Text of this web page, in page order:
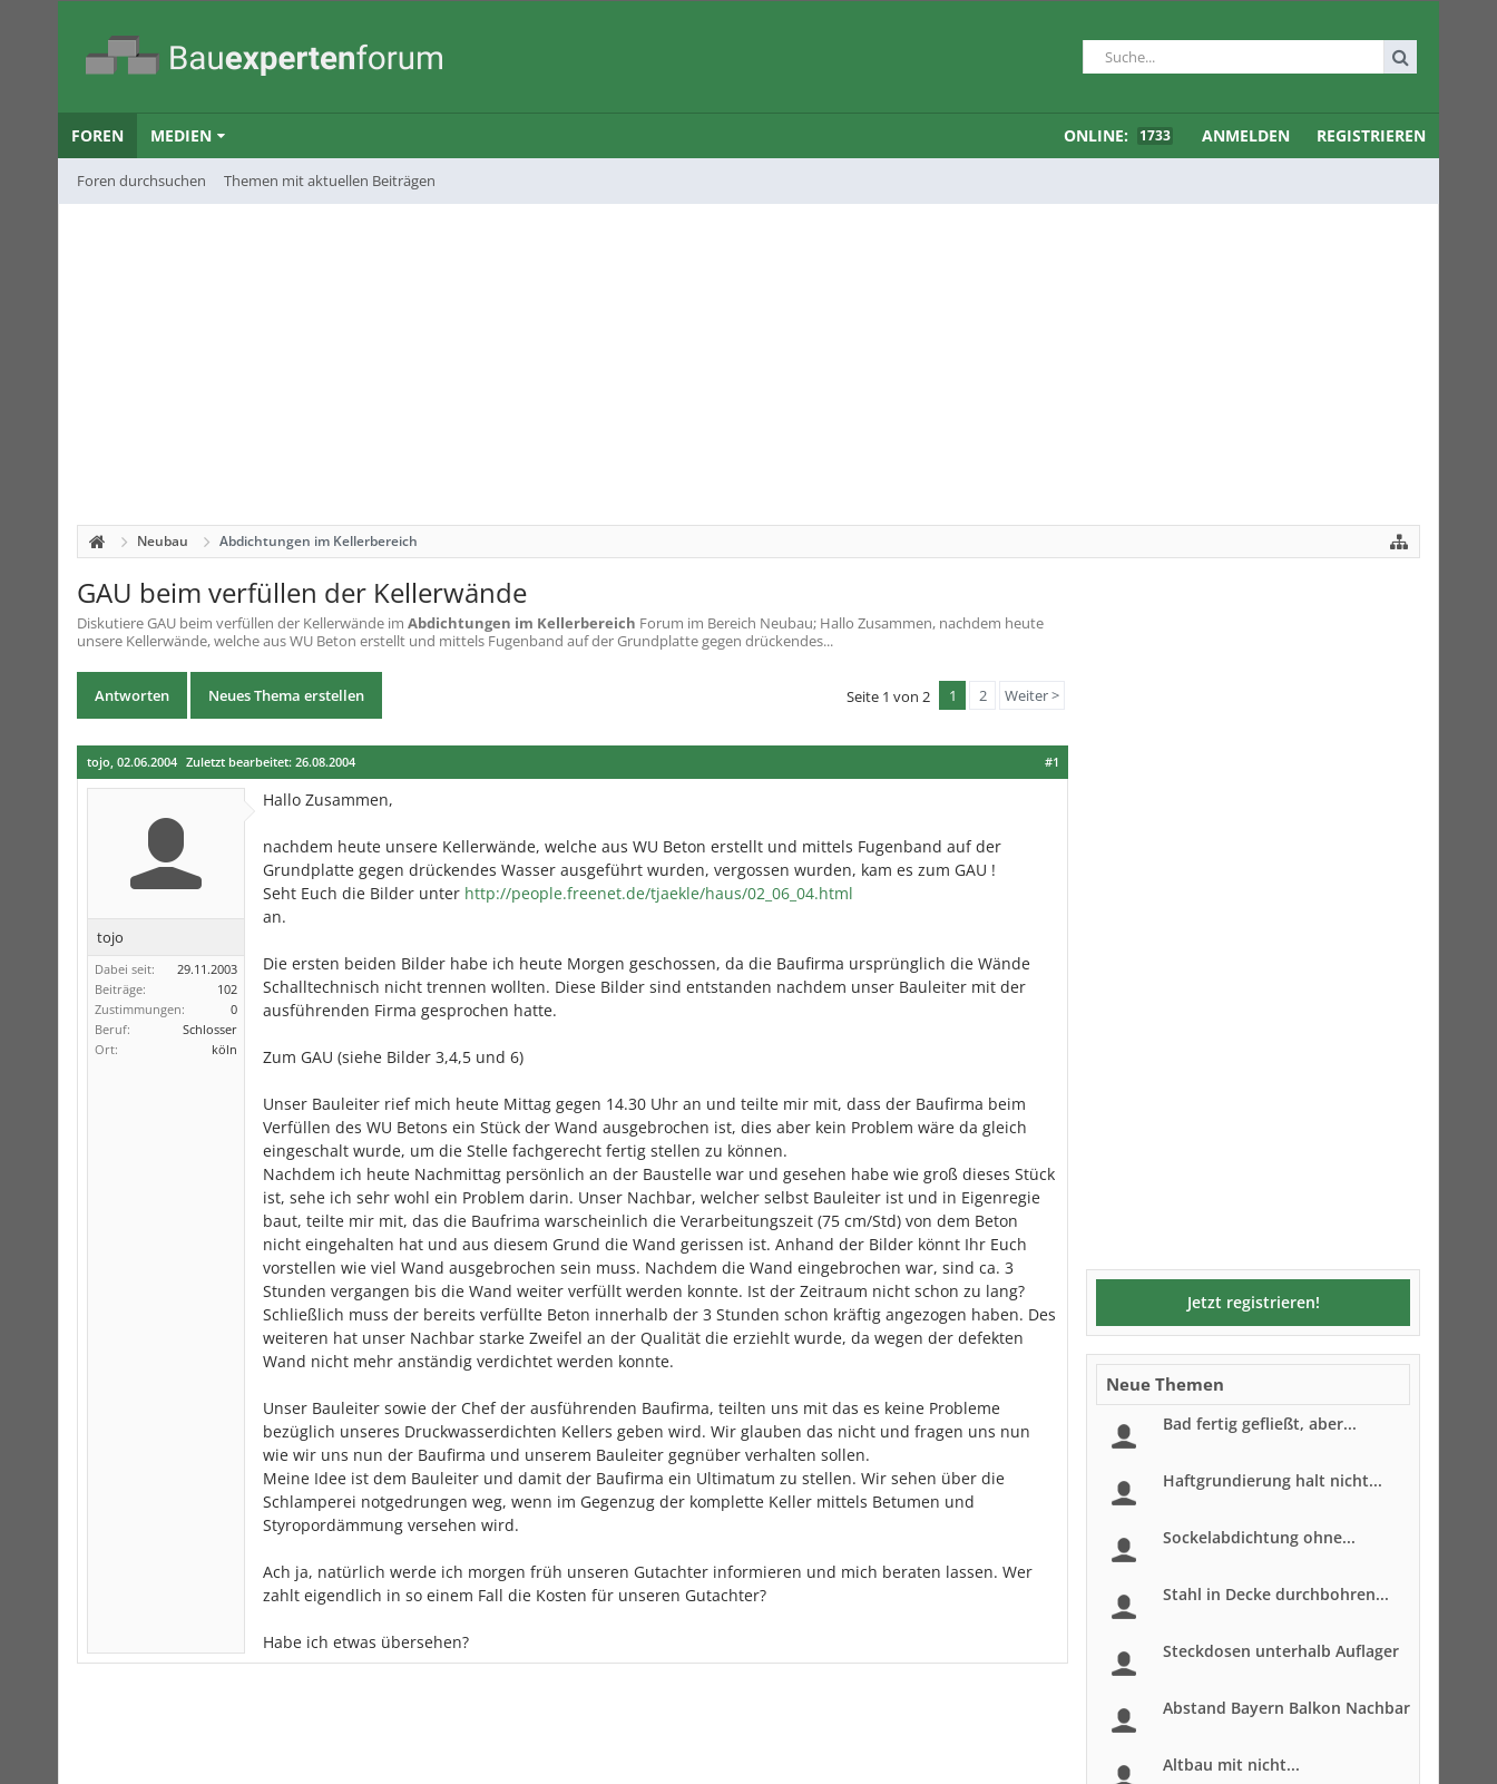
FOREN
Foren durchsuchen Themen mit aktuellen Beiträgen
MEDIEN ONLINE: 1733 ANMELDEN REGISTRIEREN
Neubau Abdichtungen im Kellerbereich
GAU beim verfüllen der Kellerwände
DiskutiereGAU beim verfüllen der Kellerwände im Abdichtungen im Kellerbereich Forum im Bereich Neubau; Hallo Zusammen, nachdem heute
unsere Kellerwände, welche aus WU Beton erstellt und mittels Fugenband auf der Grundplatte gegen drückendes...
Antworten Neues Thema erstellen Seite 1 von 2 1 2 Weiter >
#1
tojo, 02.06.2004 Zuletzt bearbeitet: 26.08.2004
tojo
Dabei seit:
29.11.2003
Beiträge:
102
Zustimmungen:
0
Beruf:
Schlosser
Ort:
köln
Hallo Zusammen,
nachdem heute unsere Kellerwände, welche aus WU Beton erstellt und mittels Fugenband auf der
Grundplatte gegen drückendes Wasser ausgeführt wurden, vergossen wurden, kam es zum GAU !
Seht Euch die Bilder unter http://people.freenet.de/tjaekle/haus/02_06_04.html
an.
Die ersten beiden Bilder habe ich heute Morgen geschossen, da die Baufirma ursprünglich die Wände
Schalltechnisch nicht trennen wollten. Diese Bilder sind entstanden nachdem unser Bauleiter mit der
ausführenden Firma gesprochen hatte.
Zum GAU (siehe Bilder 3,4,5 und 6)
Unser Bauleiter rief mich heute Mittag gegen 14.30 Uhr an und teilte mir mit, dass der Baufirma beim
Verfüllen des WU Betons ein Stück der Wand ausgebrochen ist, dies aber kein Problem wäre da gleich
eingeschalt wurde, um die Stelle fachgerecht fertig stellen zu können.
Nachdem ich heute Nachmittag persönlich an der Baustelle war und gesehen habe wie groß dieses Stück
ist, sehe ich sehr wohl ein Problem darin. Unser Nachbar, welcher selbst Bauleiter ist und in Eigenregie
baut, teilte mir mit, das die Baufrima warscheinlich die Verarbeitungszeit (75 cm/Std) von dem Beton
nicht eingehalten hat und aus diesem Grund die Wand gerissen ist. Anhand der Bilder könnt Ihr Euch
vorstellen wie viel Wand ausgebrochen sein muss. Nachdem die Wand eingebrochen war, sind ca. 3
Stunden vergangen bis die Wand weiter verfüllt werden konnte. Ist der Zeitraum nicht schon zu lang?
Schließlich muss der bereits verfüllte Beton innerhalb der 3 Stunden schon kräftig angezogen haben. Des
weiteren hat unser Nachbar starke Zweifel an der Qualität die erziehlt wurde, da wegen der defekten
Wand nicht mehr anständig verdichtet werden konnte.
Unser Bauleiter sowie der Chef der ausführenden Baufirma, teilten uns mit das es keine Probleme
bezüglich unseres Druckwasserdichten Kellers geben wird. Wir glauben das nicht und fragen uns nun
wie wir uns nun der Baufirma und unserem Bauleiter gegnüber verhalten sollen.
Meine Idee ist dem Bauleiter und damit der Baufirma ein Ultimatum zu stellen. Wir sehen über die
Schlamperei notgedrungen weg, wenn im Gegenzug der komplette Keller mittels Betumen und
Styropordämmung versehen wird.
Ach ja, natürlich werde ich morgen früh unseren Gutachter informieren und mich beraten lassen. Wer
zahlt eigendlich in so einem Fall die Kosten für unseren Gutachter?
Habe ich etwas übersehen?
Jetzt registrieren!
Neue Themen
Bad fertig gefließt, aber...
Haftgrundierung halt nicht...
Sockelabdichtung ohne...
Stahl in Decke durchbohren...
Steckdosen unterhalb Auflager
Abstand Bayern Balkon Nachbar
Altbau mit nicht...